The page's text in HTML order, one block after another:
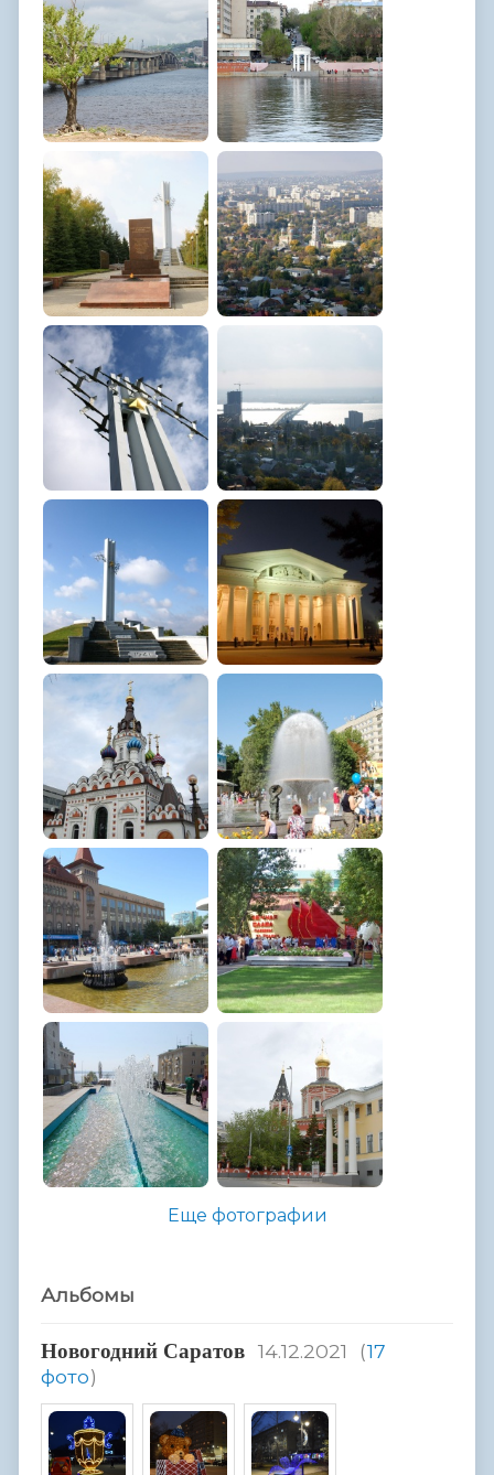
Еще фотографии
Альбомы
Hовогодний Саратов 14.12.2021 (17
фото)